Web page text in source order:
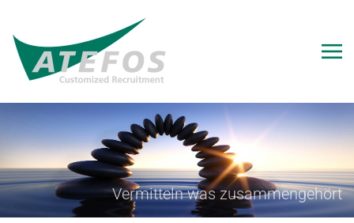
Vermitteln was zusammengehört